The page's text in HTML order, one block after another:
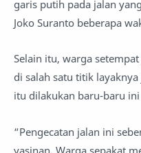
garis putih pada jalan
Joko Suranto beberapa
Selain itu, warga
di salah satu titik
itu dilakukan baru-baru
“Pengecatan jalan ini
yasinan. Warga sepakat